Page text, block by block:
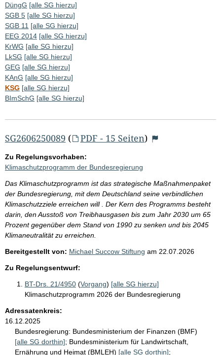
DüngG [alle SG hierzu]
SGB 5 [alle SG hierzu]
SGB 11 [alle SG hierzu]
EEG 2014 [alle SG hierzu]
KrWG [alle SG hierzu]
LkSG [alle SG hierzu]
GEG [alle SG hierzu]
KAnG [alle SG hierzu]
KSG [alle SG hierzu]
BImSchG [alle SG hierzu]
SG2606250089 ( PDF - 15 Seiten)
Zu Regelungsvorhaben:
Klimaschutzprogramm der Bundesregierung
Das Klimaschutzprogramm ist das strategische Maßnahmenpaket
der Bundesregierung, mit dem Deutschland seine verbindlichen
Klimaschutzziele erreichen will . Der Kern des Programms besteht
darin, den Ausstoß von Treibhausgasen bis zum Jahr 2030 um 65
Prozent gegenüber dem Stand von 1990 zu senken und bis 2045
Klimaneutralität zu erreichen.
Bereitgestellt von: Michael Succow Stiftung am 22.07.2026
Zu Regelungsentwurf:
BT-Drs. 21/4950 (Vorgang) [alle SG hierzu]
Klimaschutzprogramm 2026 der Bundesregierung
Adressatenkreis:
16.12.2025
Bundesregierung: Bundesministerium der Finanzen (BMF)
[alle SG dorthin]; Bundesministerium für Landwirtschaft,
Ernährung und Heimat (BMLEH) [alle SG dorthin];